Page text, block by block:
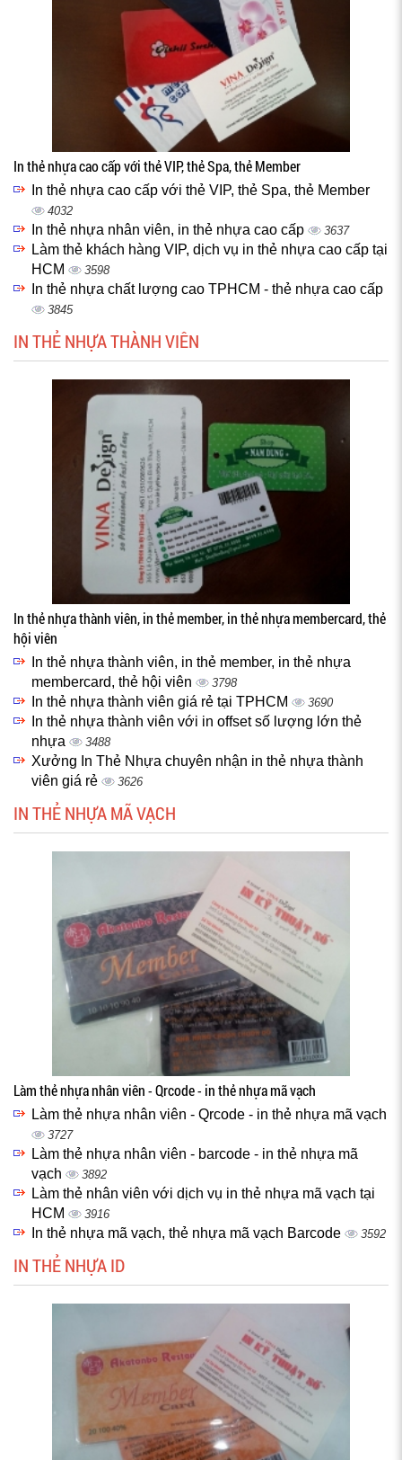
In thẻ nhựa cao cấp với thẻ VIP, thẻ Spa, thẻ Member
In thẻ nhựa cao cấp với thẻ VIP, thẻ Spa, thẻ Member
4032
In thẻ nhựa nhân viên, in thẻ nhựa cao cấp 3637
Làm thẻ khách hàng VIP, dịch vụ in thẻ nhựa cao cấp tại
HCM
3598
In thẻ nhựa chất lượng cao TPHCM - thẻ nhựa cao cấp
3845
IN THẺ NHỰA THÀNH VIÊN
In thẻ nhựa thành viên, in thẻ member, in thẻ nhựa membercard, thẻ
hội viên
In thẻ nhựa thành viên, in thẻ member, in thẻ nhựa
membercard, thẻ hội viên
3798
In thẻ nhựa thành viên giá rẻ tại TPHCM 3690
In thẻ nhựa thành viên với in offset số lượng lớn thẻ
nhựa
3488
Xưởng In Thẻ Nhựa chuyên nhận in thẻ nhựa thành
viên giá rẻ
3626
IN THẺ NHỰA MÃ VẠCH
Làm thẻ nhựa nhân viên - Qrcode - in thẻ nhựa mã vạch
Làm thẻ nhựa nhân viên - Qrcode - in thẻ nhựa mã vạch
3727
Làm thẻ nhựa nhân viên - barcode - in thẻ nhựa mã
vạch
3892
Làm thẻ nhân viên với dịch vụ in thẻ nhựa mã vạch tại
HCM
3916
In thẻ nhựa mã vạch, thẻ nhựa mã vạch Barcode 3592
IN THẺ NHỰA ID